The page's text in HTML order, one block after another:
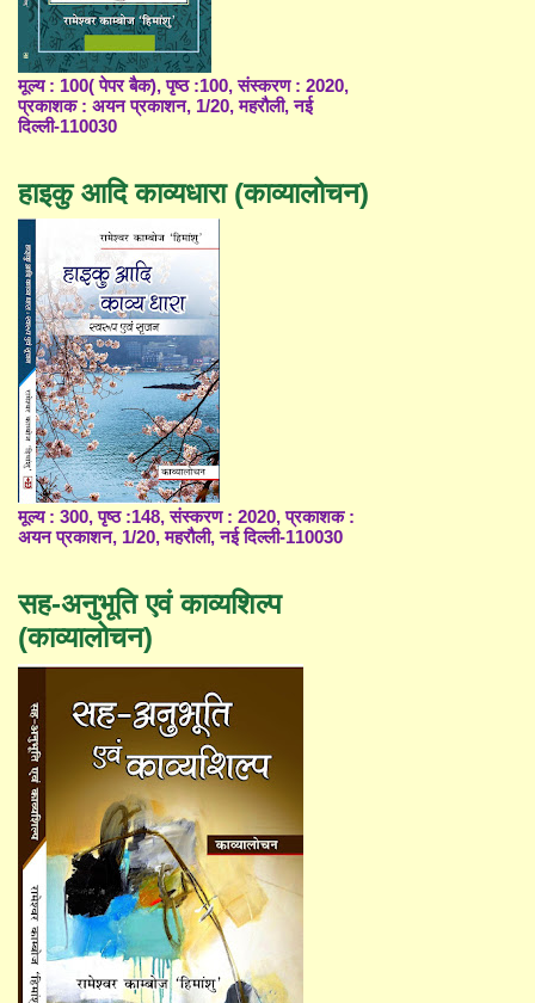
मूल्य : 100( पेपर बैक), पृष्ठ :100, संस्करण : 2020,
प्रकाशक : अयन प्रकाशन, 1/20, महरौली, नई
दिल्ली-110030
हाइकु आदि काव्यधारा (काव्यालोचन)
मूल्य : 300, पृष्ठ :148, संस्करण : 2020, प्रकाशक :
अयन प्रकाशन, 1/20, महरौली, नई दिल्ली-110030
सह-अनुभूति एवं काव्यशिल्प
(काव्यालोचन)